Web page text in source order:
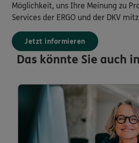
Möglichkeit, uns Ihre Meinung zu
Services der ERGO und der DKV
Jetzt informieren
Das könnte Sie auch